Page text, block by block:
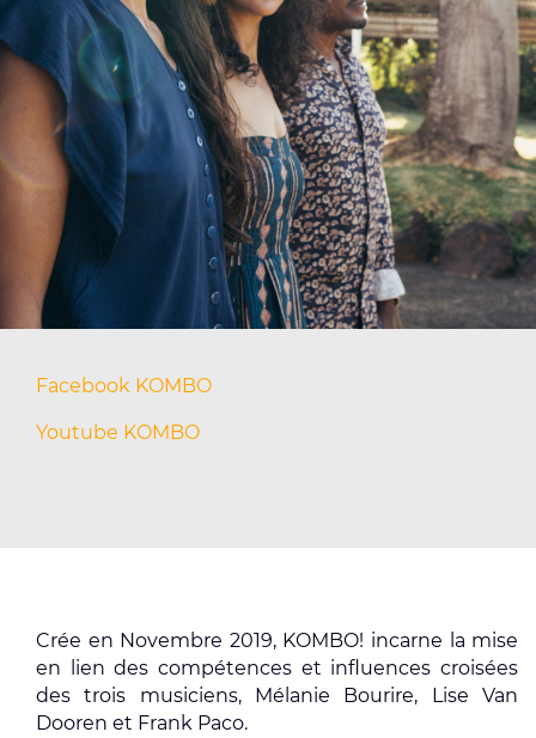
Facebook KOMBO
Youtube KOMBO
Crée en Novembre 2019, KOMBO! incarne la mise
en lien des compétences et influences croisées
des trois musiciens, Mélanie Bourire, Lise Van
Dooren et Frank Paco.